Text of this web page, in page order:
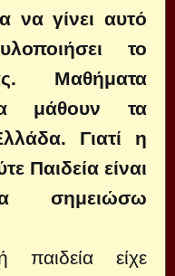
να γίνει αυτό
το
Μαθήματα
μάθουν τα
Γιατί η
Παιδεία είναι
σημειώσω
παιδεία είχε